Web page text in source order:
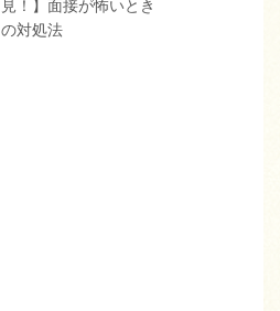
見！】面接が怖いとき
の対処法